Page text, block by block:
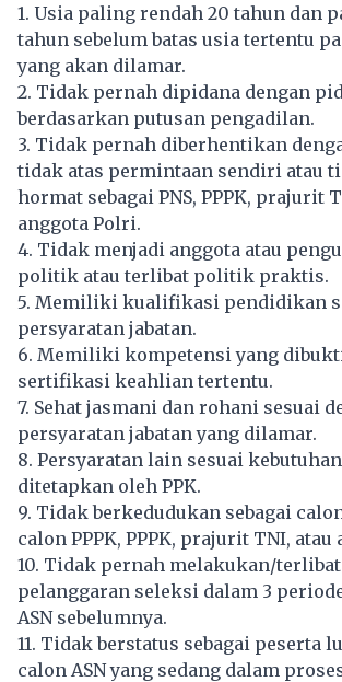
1. Usia paling rendah 20 tahun dan
tahun sebelum batas usia tertentu
yang akan dilamar.
2. Tidak pernah dipidana dengan
berdasarkan putusan pengadilan.
3. Tidak pernah diberhentikan
tidak atas permintaan sendiri atau
hormat sebagai PNS, PPPK, prajurit
anggota Polri.
4. Tidak menjadi anggota atau
politik atau terlibat politik praktis.
5. Memiliki kualifikasi pendidikan
persyaratan jabatan.
6. Memiliki kompetensi yang
sertifikasi keahlian tertentu.
7. Sehat jasmani dan rohani sesuai
persyaratan jabatan yang dilamar.
8. Persyaratan lain sesuai
ditetapkan oleh PPK.
9. Tidak berkedudukan sebagai calon
calon PPPK, PPPK, prajurit TNI, atau
10. Tidak pernah melakukan/
pelanggaran seleksi dalam 3
ASN sebelumnya.
11. Tidak berstatus sebagai peserta
calon ASN yang sedang dalam